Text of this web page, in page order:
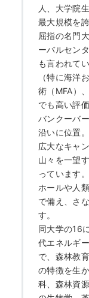
人、大学院
最大規模を
屈指の名門
ーバルセン
も言われて
（特に海洋
術（MFA）
でも高い評
バンクーバ
沿いに位置
広大なキャ
山々を一望
っています
ホールや人
で備え、さ
す。
同大学の16
代エネルギ
で、森林教
の特徴を生
科、森林資